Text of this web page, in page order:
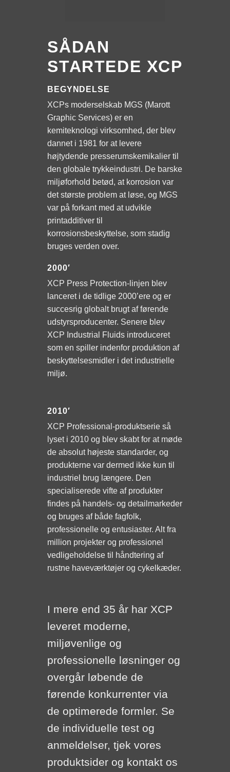
SÅDAN
STARTEDE XCP
BEGYNDELSE
XCPs moderselskab MGS (Marott
Graphic Services) er en
kemiteknologi virksomhed, der blev
dannet i 1981 for at levere
højtydende presserumskemikalier til
den globale trykkeindustri. De barske
miljøforhold betød, at korrosion var
det største problem at løse, og MGS
var på forkant med at udvikle
printadditiver til
korrosionsbeskyttelse, som stadig
bruges verden over.
2000′
XCP Press Protection-linjen blev
lanceret i de tidlige 2000’ere og er
succesrig globalt brugt af førende
udstyrsproducenter. Senere blev
XCP Industrial Fluids introduceret
som en spiller indenfor produktion af
beskyttelsesmidler i det industrielle
miljø.
2010′
XCP Professional-produktserie så
lyset i 2010 og blev skabt for at møde
de absolut højeste standarder, og
produkterne var dermed ikke kun til
industriel brug længere. Den
specialiserede vifte af produkter
findes på handels- og detailmarkeder
og bruges af både fagfolk,
professionelle og entusiaster. Alt fra
million projekter og professionel
vedligeholdelse til håndtering af
rustne haveværktøjer og cykelkæder.
I mere end 35 år har XCP
leveret moderne,
miljøvenlige og
professionelle løsninger og
overgår løbende de
førende konkurrenter via
de optimerede formler. Se
de individuelle test og
anmeldelser, tjek vores
produktsider og kontakt os